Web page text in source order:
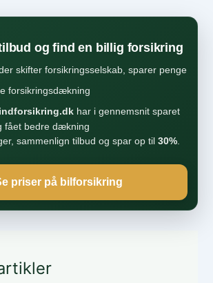
og find en billig forsikring
skifter forsikringsselskab, sparer penge
forsikringsdækning
har i gennemsnit sparet
fået bedre dækning
sammenlign tilbud og spar op til 30%.
priser på bilforsikring